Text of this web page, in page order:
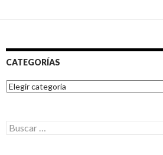
CATEGORÍAS
Categorías
Buscar: